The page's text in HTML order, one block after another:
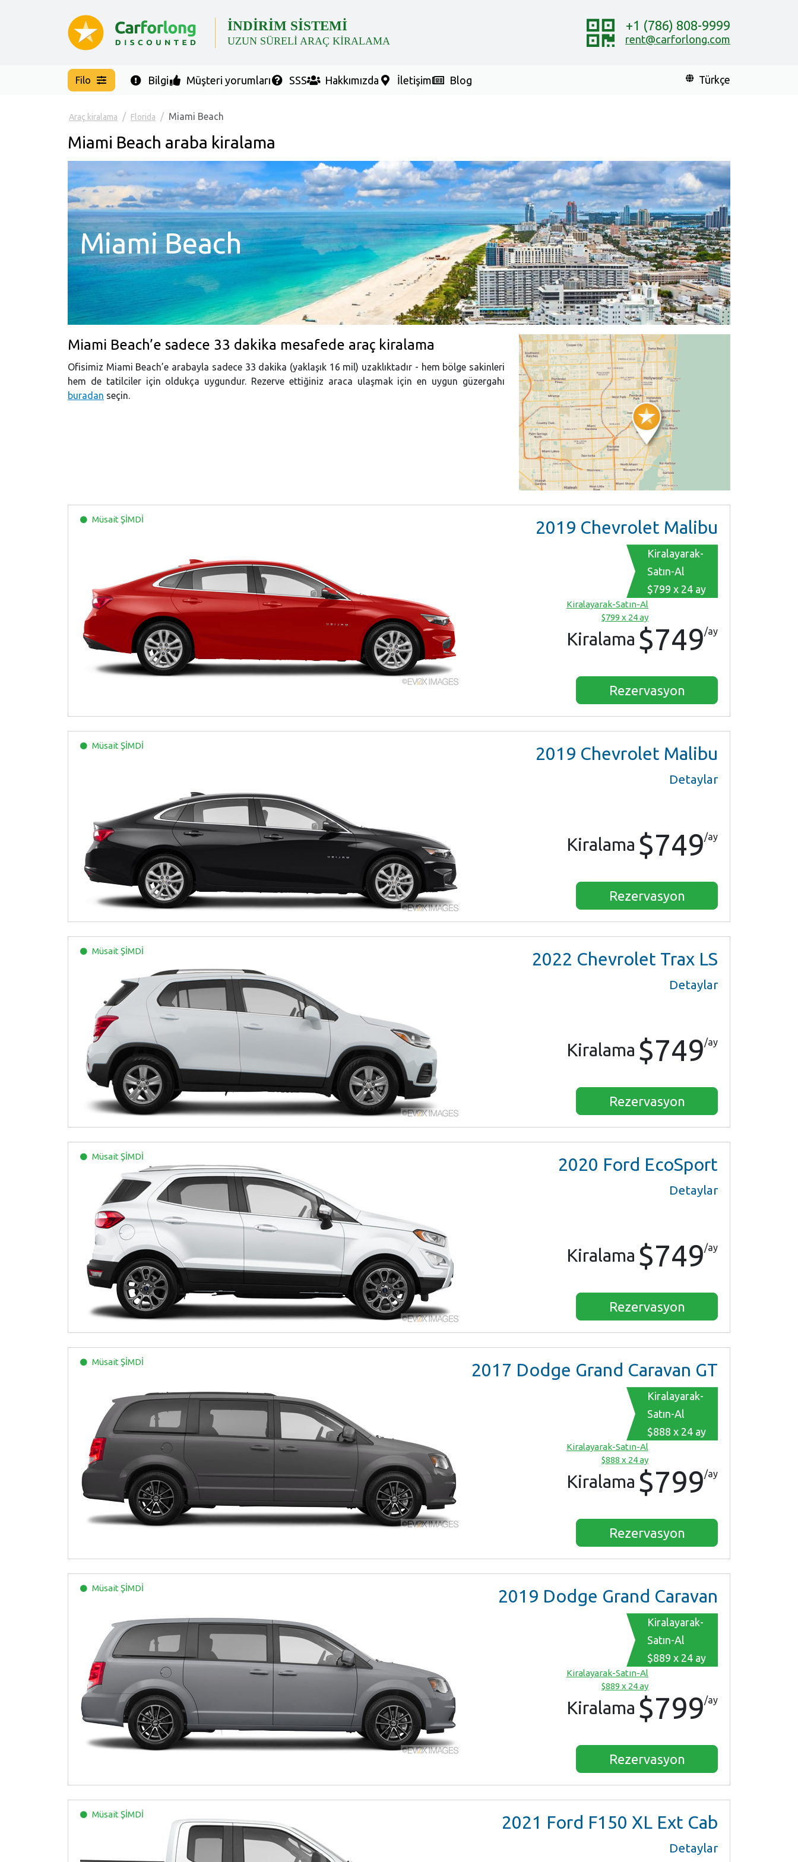
İNDİRİM SİSTEMİ
UZUN SÜRELİ ARAÇ KİRALAMA
+1 (786) 808-9999
rent@carforlong.com
Filo Bilgi Müşteri yorumları SSS Hakkımızda İletişim Blog Türkçe
Araç kiralama Florida Miami Beach
Miami Beach araba kiralama
Miami Beach
Miami Beach’e sadece 33 dakika mesafede araç kiralama
Ofisimiz Miami Beach’e arabayla sadece 33 dakika (yaklaşık 16 mil) uzaklıktadır - hem bölge sakinleri
hem de tatilciler için oldukça uygundur. Rezerve ettiğiniz araca ulaşmak için en uygun güzergahı
buradan seçin.
Müsait ŞİMDİ 2019 Chevrolet Malibu
Kiralayarak-
Satın-Al
$799 x 24 ay
Kiralayarak-Satın-Al
$799 x 24 ay
Kiralama $749/ay
Rezervasyon
Müsait ŞİMDİ 2019 Chevrolet Malibu
Detaylar
Kiralama $749/ay
Rezervasyon
Müsait ŞİMDİ 2022 Chevrolet Trax LS
Detaylar
Kiralama $749/ay
Rezervasyon
Müsait ŞİMDİ 2020 Ford EcoSport
Detaylar
Kiralama $749/ay
Rezervasyon
Müsait ŞİMDİ 2017 Dodge Grand Caravan GT
Kiralayarak-
Satın-Al
$888 x 24 ay
Kiralayarak-Satın-Al
$888 x 24 ay
Kiralama $799/ay
Rezervasyon
Müsait ŞİMDİ 2019 Dodge Grand Caravan
Kiralayarak-
Satın-Al
$889 x 24 ay
Kiralayarak-Satın-Al
$889 x 24 ay
Kiralama $799/ay
Rezervasyon
Müsait ŞİMDİ 2021 Ford F150 XL Ext Cab
Detaylar